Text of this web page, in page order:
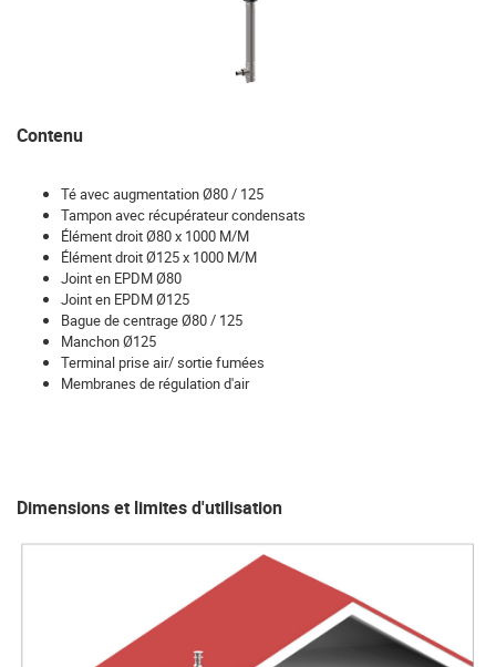
Contenu
Té avec augmentation Ø80 / 125
Tampon avec récupérateur condensats
Élément droit Ø80 x 1000 M/M
Élément droit Ø125 x 1000 M/M
Joint en EPDM Ø80
Joint en EPDM Ø125
Bague de centrage Ø80 / 125
Manchon Ø125
Terminal prise air/ sortie fumées
Membranes de régulation d'air
Dimensions et limites d'utilisation